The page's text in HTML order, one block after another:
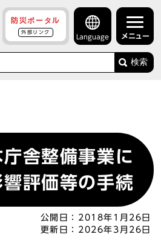
防災ポータル
外部リンク
Language メニュー
検索
舎整備事業に
評価等の手続
公開日： 2018年1月26日
更新日： 2026年3月26日